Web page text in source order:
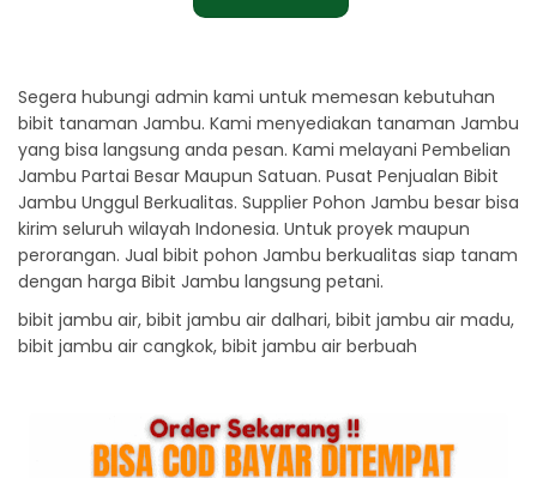
Segera hubungi admin kami untuk memesan kebutuhan
bibit tanaman Jambu. Kami menyediakan tanaman Jambu
yang bisa langsung anda pesan. Kami melayani Pembelian
Jambu Partai Besar Maupun Satuan. Pusat Penjualan Bibit
Jambu Unggul Berkualitas. Supplier Pohon Jambu besar bisa
kirim seluruh wilayah Indonesia. Untuk proyek maupun
perorangan. Jual bibit pohon Jambu berkualitas siap tanam
dengan harga Bibit Jambu langsung petani.
bibit jambu air, bibit jambu air dalhari, bibit jambu air madu,
bibit jambu air cangkok, bibit jambu air berbuah